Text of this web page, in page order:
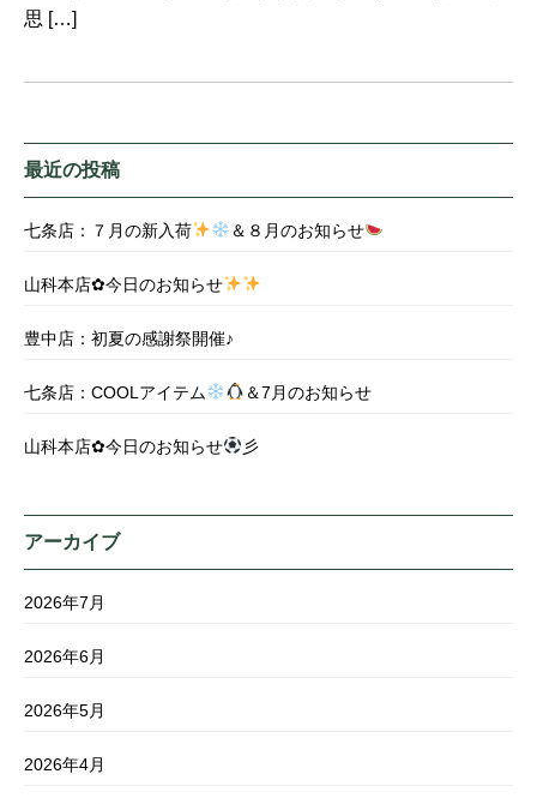
思 […]
最近の投稿
七条店：７月の新入荷 ＆８月のお知らせ
山科本店✿今日のお知らせ
豊中店：初夏の感謝祭開催♪
七条店：COOLアイテム ＆7月のお知らせ
山科本店✿今日のお知らせ 彡
アーカイブ
2026年7月
2026年6月
2026年5月
2026年4月